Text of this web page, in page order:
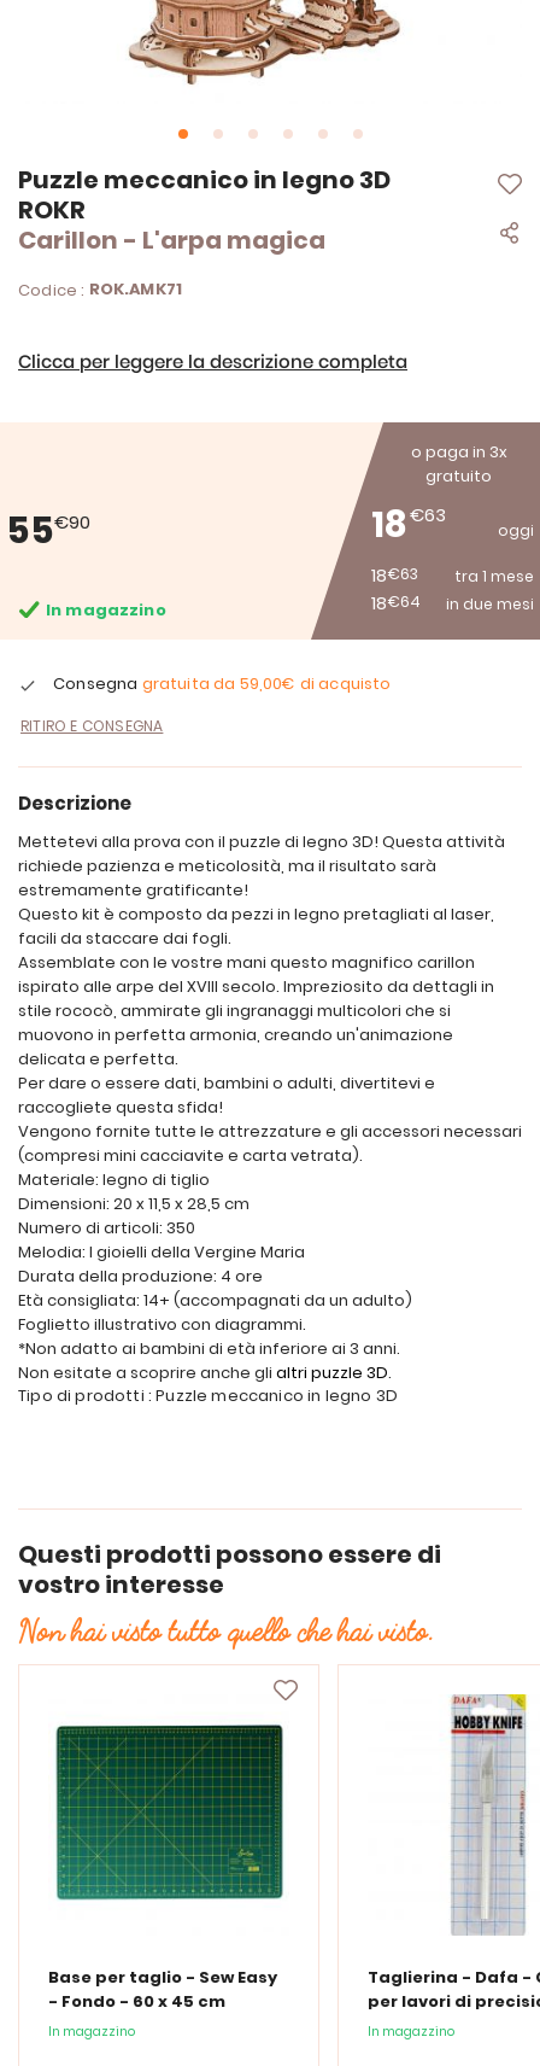
Puzzle meccanico in legno 3D
ROKR
Carillon - L'arpa magica
Codice : ROK.AMK71
Clicca per leggere la descrizione completa
55€90
o paga in 3x
gratuito
18€63
oggi
18€63 tra 1 mese
18€64 in due mesi
In magazzino
Consegna gratuita da 59,00€ di acquisto
RITIRO E CONSEGNA
Vai
all'inizio
della
galleria
immagini
Descrizione
Mettetevi alla prova con il puzzle di legno 3D! Questa attività
richiede pazienza e meticolosità, ma il risultato sarà
estremamente gratificante!
Questo kit è composto da pezzi in legno pretagliati al laser,
facili da staccare dai fogli.
Assemblate con le vostre mani questo magnifico carillon
ispirato alle arpe del XVIII secolo. Impreziosito da dettagli in
stile rococò, ammirate gli ingranaggi multicolori che si
muovono in perfetta armonia, creando un'animazione
delicata e perfetta.
Per dare o essere dati, bambini o adulti, divertitevi e
raccogliete questa sfida!
Vengono fornite tutte le attrezzature e gli accessori necessari
(compresi mini cacciavite e carta vetrata).
Materiale: legno di tiglio
Dimensioni: 20 x 11,5 x 28,5 cm
Numero di articoli: 350
Melodia: I gioielli della Vergine Maria
Durata della produzione: 4 ore
Età consigliata: 14+ (accompagnati da un adulto)
Foglietto illustrativo con diagrammi.
*Non adatto ai bambini di età inferiore ai 3 anni.
Non esitate a scoprire anche gli altri puzzle 3D.
Tipo di prodotti : Puzzle meccanico in legno 3D
Questi prodotti possono essere di
vostro interesse
Non hai visto tutto quello che hai visto.
Base per taglio - Sew Easy
- Fondo - 60 x 45 cm
In magazzino
Taglierina - Dafa -
per lavori di
In magazzino